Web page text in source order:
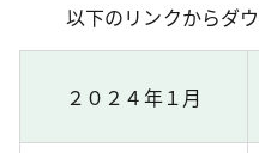
以下のリンクからダ
２０２４年１月